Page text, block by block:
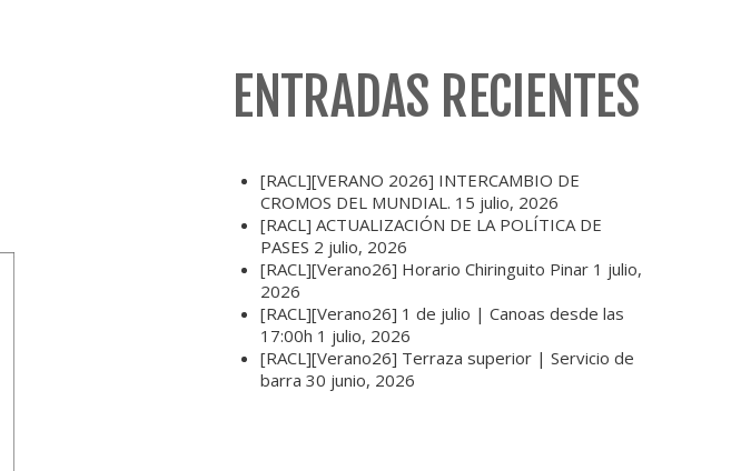
ENTRADAS RECIENTES
[RACL][VERANO 2026] INTERCAMBIO DE
CROMOS DEL MUNDIAL. 15 julio, 2026
[RACL] ACTUALIZACIÓN DE LA POLÍTICA DE
PASES 2 julio, 2026
[RACL][Verano26] Horario Chiringuito Pinar 1 julio,
2026
[RACL][Verano26] 1 de julio | Canoas desde las
17:00h 1 julio, 2026
[RACL][Verano26] Terraza superior | Servicio de
barra 30 junio, 2026